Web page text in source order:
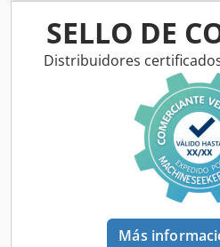
SELLO DE
Distribuidores
Más